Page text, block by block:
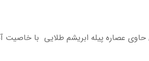
عصاره پیله ابریشم طلایی با